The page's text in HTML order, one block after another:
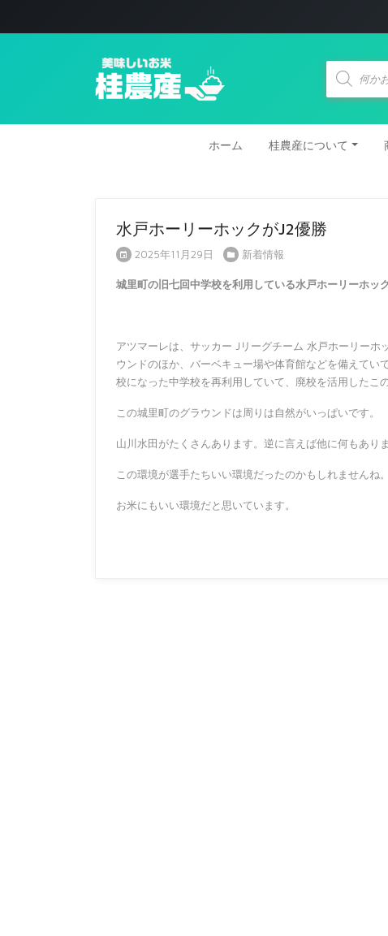
商
索
ホーム 桂農産について
水戸ホーリーホックがJ2優勝
2025年11月29日 新着情報
城里町の旧七回中学校を利用している水戸ホーリーホッ
アツマーレは、サッカー Jリーグチーム 水戸ホーリー
ウンドのほか、バーベキュー場や体育館などを備えて
校になった中学校を再利用していて、廃校を活用したこ
この城里町のグラウンドは周りは自然がいっぱいです。
山川水田がたくさんあります。逆に言えば他に何もあり
この環境が選手たちいい環境だったのかもしれませんね。
お米にもいい環境だと思いています。